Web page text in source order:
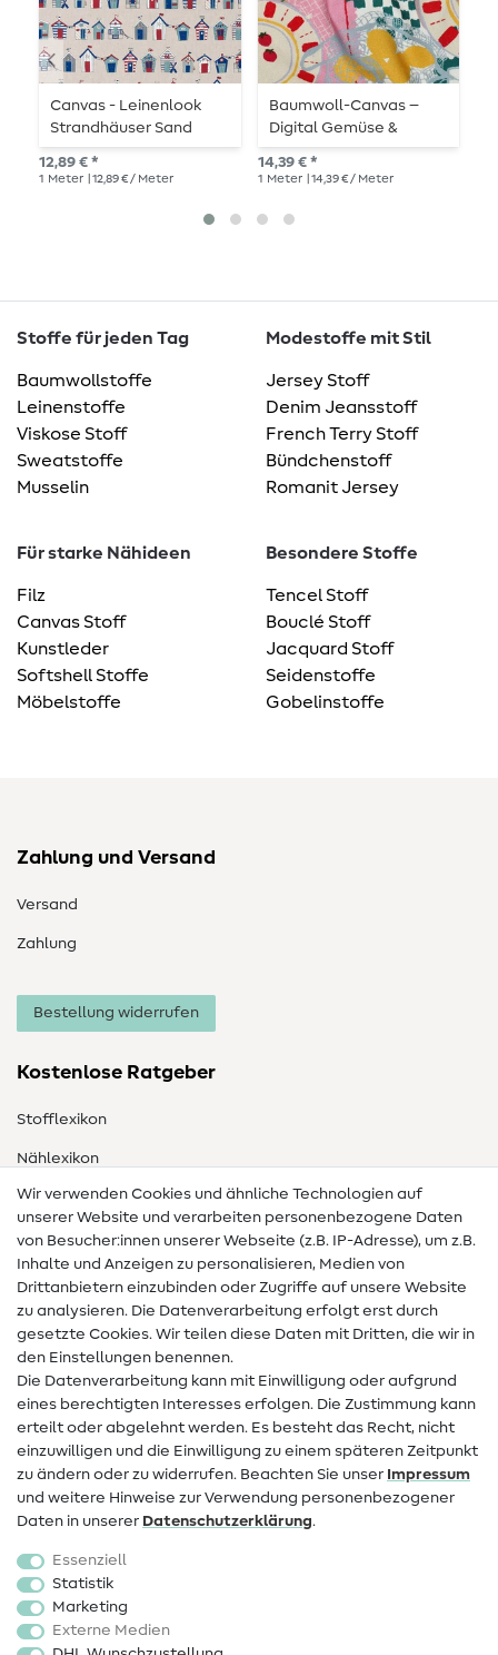
Canvas - Leinenlook
Strandhäuser Sand
12,89 € *
1 Meter | 12,89 € / Meter
Baumwoll-Canvas –
Digital Gemüse &
Früchte Ecru
14,39 € *
1 Meter | 14,39 € / Meter
Stoffe für jeden Tag
Baumwollstoffe
Leinenstoffe
Viskose Stoff
Sweatstoffe
Musselin
Modestoffe mit Stil
Jersey Stoff
Denim Jeansstoff
French Terry Stoff
Bündchenstoff
Romanit Jersey
Für starke Nähideen
Filz
Canvas Stoff
Kunstleder
Softshell Stoffe
Möbelstoffe
Besondere Stoffe
Tencel Stoff
Bouclé Stoff
Jacquard Stoff
Seidenstoffe
Gobelinstoffe
Zahlung und Versand
Versand
Zahlung
Bestellung widerrufen
Kostenlose Ratgeber
Stofflexikon
Nählexikon
Nähanleitungen
Hilfe & Kontakt
Kontakt
Infos zum Betreiberwechsel
Widerrufsrecht
Beliebt
Stoffe
Sale
Schnittmuster
Wir verwenden Cookies und ähnliche Technologien auf
unserer Website und verarbeiten personenbezogene Daten
von Besucher:innen unserer Webseite (z.B. IP-Adresse), um z.B.
Inhalte und Anzeigen zu personalisieren, Medien von
Drittanbietern einzubinden oder Zugriffe auf unsere Website
zu analysieren. Die Datenverarbeitung erfolgt erst durch
gesetzte Cookies. Wir teilen diese Daten mit Dritten, die wir in
den Einstellungen benennen.
Die Datenverarbeitung kann mit Einwilligung oder aufgrund
eines berechtigten Interesses erfolgen. Die Zustimmung kann
erteilt oder abgelehnt werden. Es besteht das Recht, nicht
einzuwilligen und die Einwilligung zu einem späteren Zeitpunkt
zu ändern oder zu widerrufen. Beachten Sie unser Impressum
und weitere Hinweise zur Verwendung personenbezogener
Daten in unserer Daten­schutz­erklärung.
Essenziell
Statistik
Marketing
Externe Medien